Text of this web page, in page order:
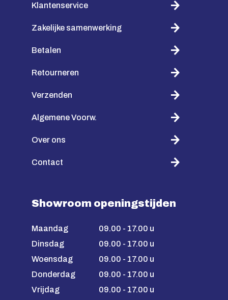
Klantenservice
Zakelijke samenwerking
Betalen
Retourneren
Verzenden
Algemene Voorw.
Over ons
Contact
Showroom openingstijden
Maandag
09.00 - 17.00 u
Dinsdag
09.00 - 17.00 u
Woensdag
09.00 - 17.00 u
Donderdag
09.00 - 17.00 u
Vrijdag
09.00 - 17.00 u